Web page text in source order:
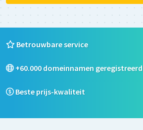
Betrouwbare service
+60.000 domeinnamen geregistreerd
Beste prijs-kwaliteit